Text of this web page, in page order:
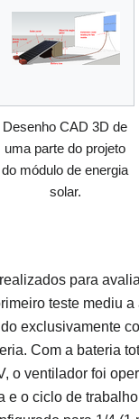
Desenho CAD 3D de
uma parte do projeto
do módulo de energia
solar.
para
teste mediu
exclusivamente
Com a bateria
o ventilador foi
e o ciclo de